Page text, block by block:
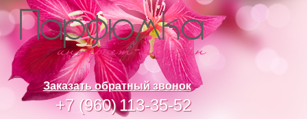
Заказать обратный звонок
+7 (960)113-35-52